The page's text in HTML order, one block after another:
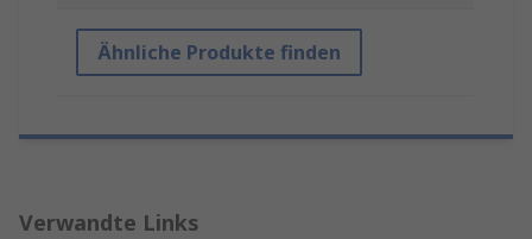
Ähnliche Produkte finden
Verwandte Links